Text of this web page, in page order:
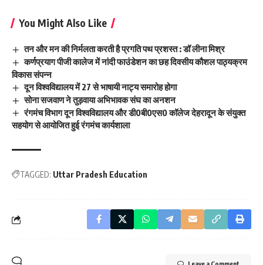
You Might Also Like
तन और मन की निर्मलता करती है प्रगति पथ प्रशस्त : डॉ लीना मिश्र
कर्णप्रयाग पीजी कालेज में नांदी फाउंडेशन का छह दिवसीय कौशल पाठ्यक्रम
विकास संपन्न
दून विश्वविद्यालय में 27 से भाषायी नाट्य समारोह होगा
सोना सजवाण ने तुड़वाया अभिभावक संघ का अनशन
रंगमंच विभाग दून विश्वविद्यालय और डी0बी0एस0 कॉलेज देहरादून के संयुक्त
सहयोग से आयोजित हुई रंगमंच कार्यशाला
TAGGED: Uttar Pradesh Education